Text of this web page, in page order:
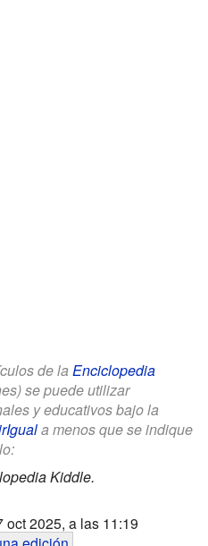
de la Enciclopedia
se puede utilizar
y educativos bajo la
a menos que se indique
Kiddle.
oct 2025, a las 11:19